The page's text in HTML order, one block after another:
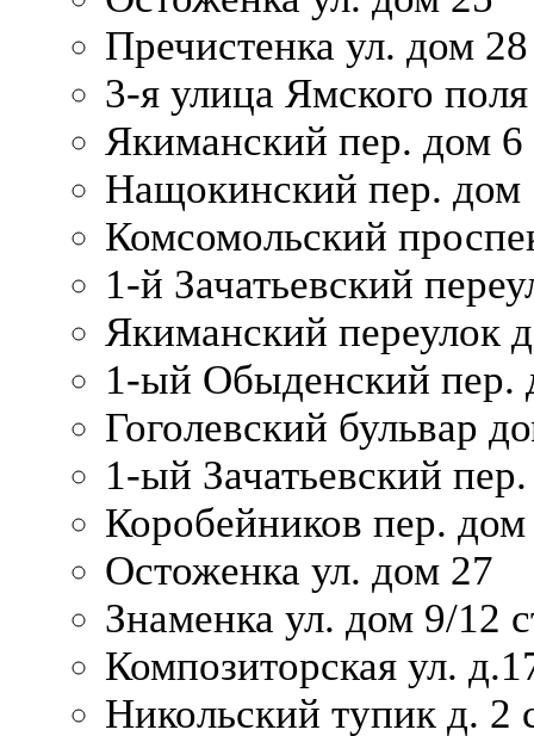
Пречистенка ул. дом 28
3-я улица Ямского
Якиманский пер. дом 6
Нащокинский пер. дом
Комсомольский
1-й Зачатьевский
Якиманский переулок
1-ый Обыденский пер.
Гоголевский бульвар
1-ый Зачатьевский
Коробейников пер.
Остоженка ул. дом 27
Знаменка ул. дом 9/12
Композиторская ул.
Никольский тупик д. 2